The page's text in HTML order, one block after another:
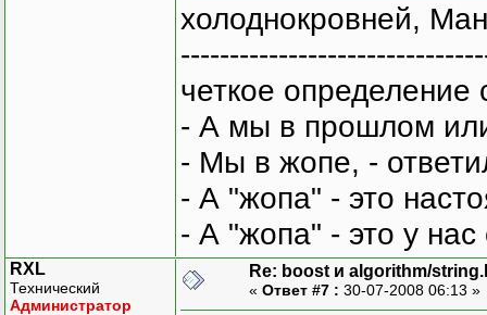
холоднокровней,
четкое
- А мы в прошлом
- Мы в жопе, -
- А "жопа" - это
- А "жопа" - это у
RXL
Технический
Администратор
Re: boost и algorithm/
« Ответ #7 : 30-07-2008 06:13 »